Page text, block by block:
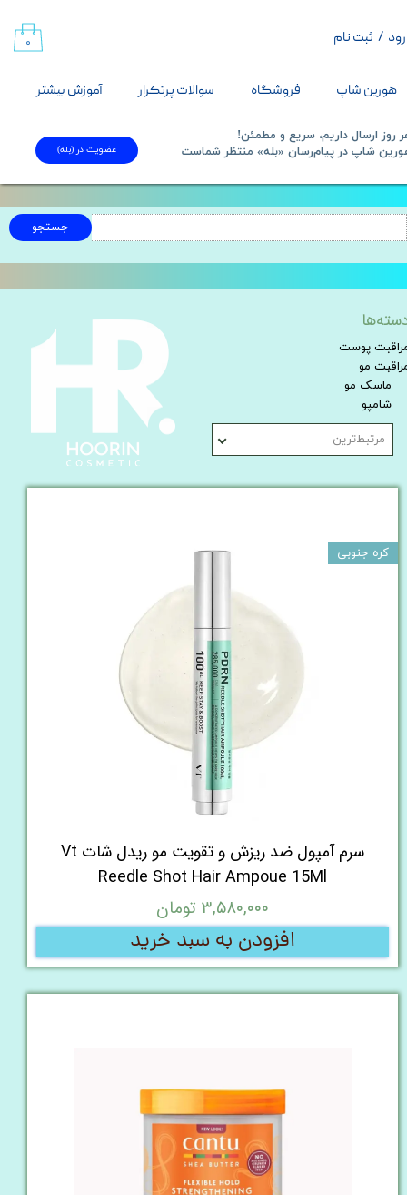
هورین شاپ فروشگاه سوالات پرتکرار آموزش بیشتر
/ ثبت نام
حساب کاربری من
تغییر گذر واژه
خروج از حساب کاربری
۰
جستجو
روز ارسال داریم، سریع و مطمئن!
شاپ در پیام‌رسان «بله» منتظر شماست​​​​​​​
عضویت در (بله)
پوست
مو
ماسک مو
شامپو
مرتبط‌ترین
سرم آمپول ضد ریزش و تقویت مو ریدل شات Vt
Reedle Shot Hair Ampoue 15Ml
۳,۵۸۰,۰۰۰ تومان
افزودن به سبد خرید
کره جنوبی